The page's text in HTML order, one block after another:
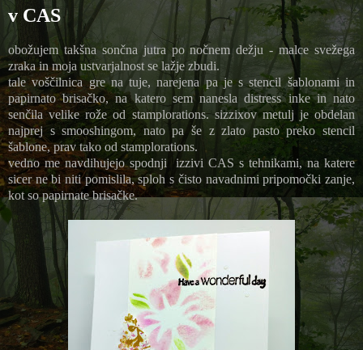
v CAS
obožujem takšna sončna jutra po nočnem dežju - malce svežega
zraka in moja ustvarjalnost se lažje zbudi.
tale voščilnica gre na tuje, narejena pa je s stencil šablonami in
papirnato brisačko, na katero sem nanesla distress inke in nato
senčila velike rože od stamplorations. sizzixov metulj je obdelan
najprej s smooshingom, nato pa še z zlato pasto preko stencil
šablone, prav tako od stamplorations.
vedno me navdihujejo spodnji izzivi CAS s tehnikami, na katere
sicer ne bi niti pomislila, sploh s čisto navadnimi pripomočki zanje,
kot so papirnate brisačke.